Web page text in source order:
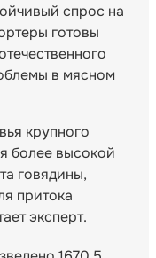
спрос на
готовы
в мясном
крупного
более высокой
говядины,
притока
эксперт.